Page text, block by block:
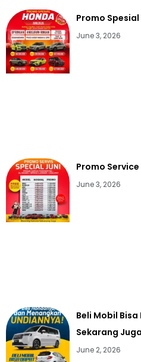
Promo
June 3, 2026
Promo
June 3, 2026
Beli Mobil
Sekarang
June 2, 2026